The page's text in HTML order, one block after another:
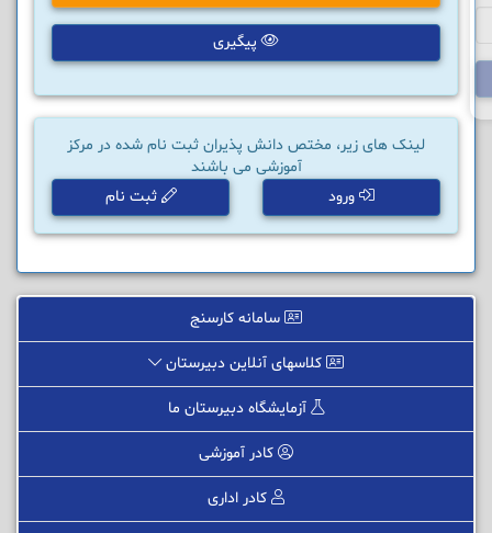
پیگیری
لینک های زیر، مختص دانش پذیران ثبت نام شده در مرکز
آموزشی می باشند
ورود
ثبت نام
سامانه کارسنج
کلاسهای آنلاین دبیرستان
آزمایشگاه دبیرستان ما
کادر آموزشی
کادر اداری